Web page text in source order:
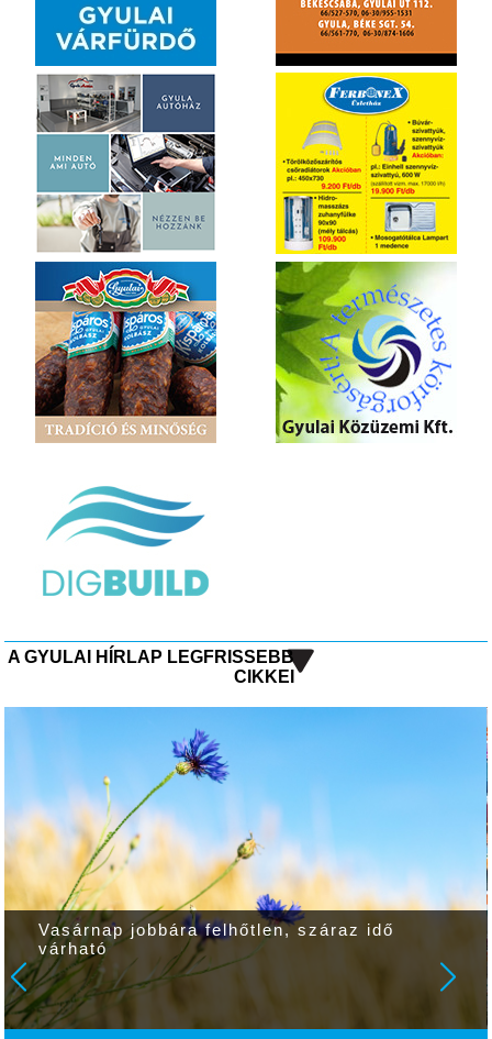
A GYULAI HÍRLAP LEGFRISSEBB
CIKKEI
Vasárnap jobbára felhőtlen, száraz idő
várható